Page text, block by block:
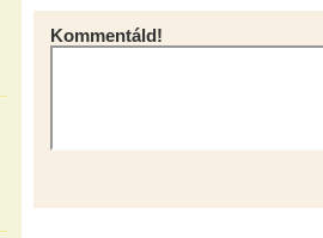
Kommentáld!